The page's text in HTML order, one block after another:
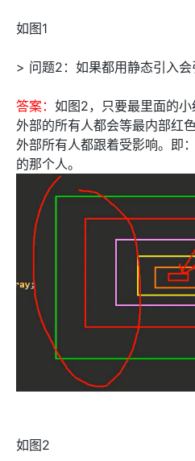
如图1
> 问题2：如果都用静态引入会
答案： 如图2，只要最里面的
外部的所有人都会等最内部红
外部所有人都跟着受影响。即
的那个人。
如图2